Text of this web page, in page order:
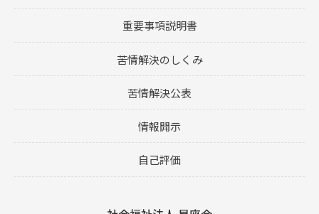
重要事項説明書
苦情解決のしくみ
苦情解決公表
情報開示
自己評価